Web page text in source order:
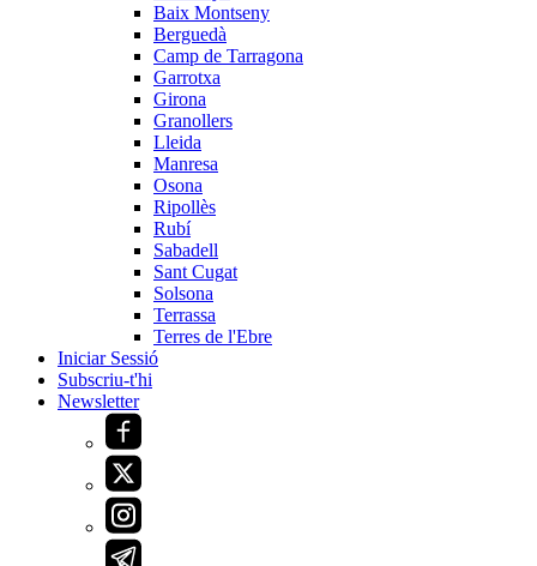
Baix Montseny
Berguedà
Camp de Tarragona
Garrotxa
Girona
Granollers
Lleida
Manresa
Osona
Ripollès
Rubí
Sabadell
Sant Cugat
Solsona
Terrassa
Terres de l'Ebre
Iniciar Sessió
Subscriu-t'hi
Newsletter